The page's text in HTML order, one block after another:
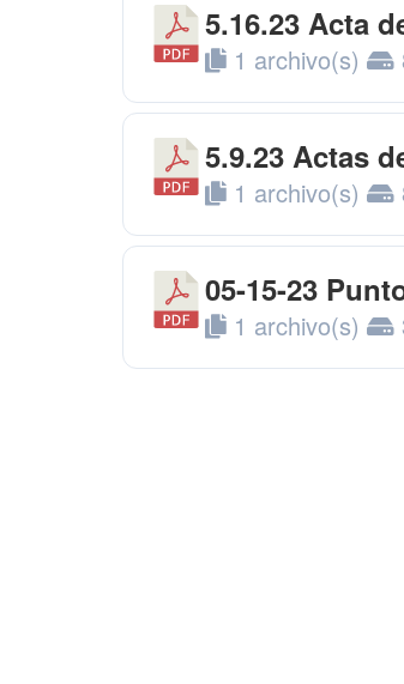
5.16.23 Acta
1 archivo(s)
5.9.23 Actas
1 archivo(s)
05-15-23
1 archivo(s)